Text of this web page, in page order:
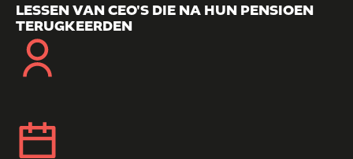
LESSEN VAN CEO'S DIE NA HUN PENSIOEN
TERUGKEERDEN